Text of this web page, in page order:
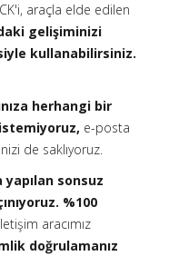
araçla elde edilen
gelişiminizi
kullanabilirsiniz.
herhangi bir
e-posta
de saklıyoruz.
sonsuz
%100
aracımız
doğrulamanız